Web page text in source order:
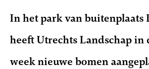
In het park van buitenplaats
heeft Utrechts Landschap in
week nieuwe bomen